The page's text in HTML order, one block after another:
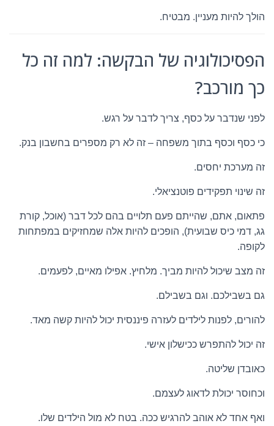
הולך להיות מעניין. מבטיח.
הפסיכולוגיה של הבקשה: למה זה כל
כך מורכב?
לפני שנדבר על כסף, צריך לדבר על רגש.
כי כסף וכסף בתוך משפחה – זה לא רק מספרים בחשבון בנק.
זה מערכת יחסים.
זה שינוי תפקידים פוטנציאלי.
פתאום, אתם, שהייתם פעם תלויים בהם לכל דבר (אוכל, קורת
גג, דמי כיס שבועית), הופכים להיות אלה שמחזיקים במפתחות
לקופה.
זה מצב שיכול להיות מביך. מלחיץ. אפילו מאיים, לפעמים.
גם בשבילכם. וגם בשבילם.
להורים, לפנות לילדים לעזרה פיננסית יכול להיות קשה מאד.
זה יכול להתפרש ככישלון אישי.
כאובדן שליטה.
וכחוסר יכולת לדאוג לעצמם.
ואף אחד לא אוהב להרגיש ככה. בטח לא מול הילדים שלו.